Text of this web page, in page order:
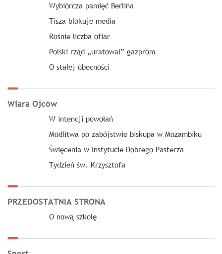
Wybiórcza pamięć Berlina
Tisza blokuje media
Rośnie liczba ofiar
Polski rząd „uratował” gazprom
O stałej obecności
Wiara Ojców
W intencji powołań
Modlitwa po zabójstwie biskupa w Mozambiku
Święcenia w Instytucie Dobrego Pasterza
Tydzień św. Krzysztofa
PRZEDOSTATNIA STRONA
O nową szkołę